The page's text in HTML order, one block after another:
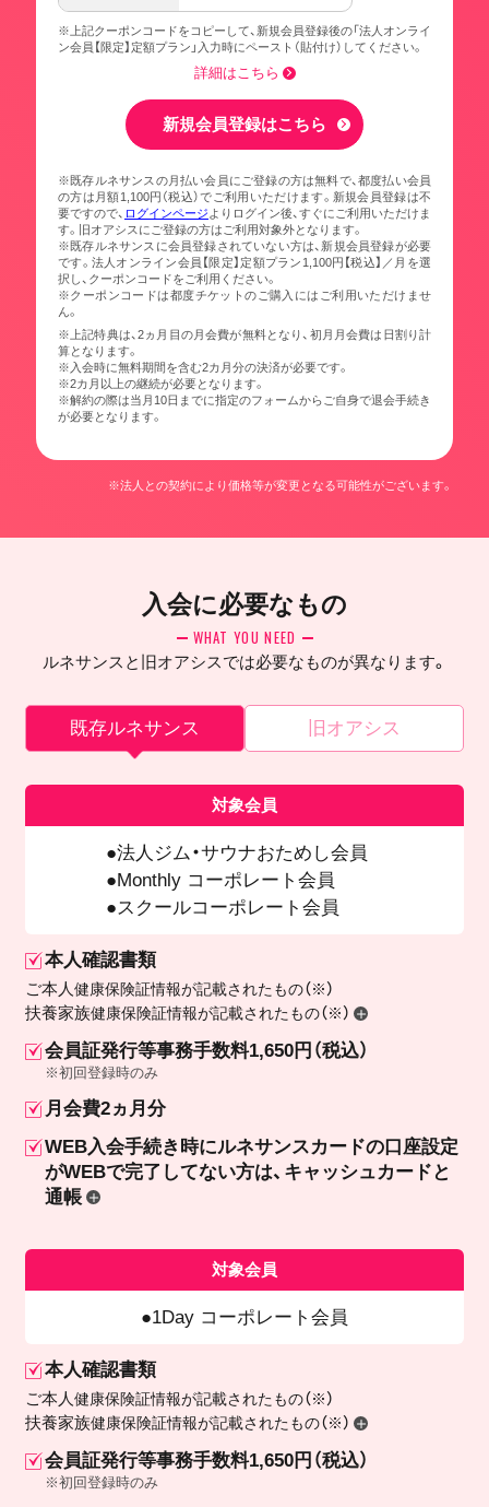
※上記クーポンコードをコピーして、新規会員登録後の「法人オンライ
ン会員【限定】定額プラン」入力時にペースト（貼付け）してください。
詳細はこちら
新規会員登録はこちら
※既存ルネサンスの月払い会員にご登録の方は無料で、都度払い会員
の方は月額1,100円（税込）でご利用いただけます。新規会員登録は不
要ですので、 ログインページ よりログイン後、すぐにご利用いただけま
す。旧オアシスにご登録の方はご利用対象外となります。
※既存ルネサンスに会員登録されていない方は、新規会員登録が必要
です。法人オンライン会員【限定】定額プラン1,100円【税込】／月を選
択し、クーポンコードをご利用ください。
※クーポンコードは都度チケットのご購入にはご利用いただけませ
ん。
※上記特典は、2ヵ月目の月会費が無料となり、初月月会費は日割り計
算となります。
※入会時に無料期間を含む2カ月分の決済が必要です。
※2カ月以上の継続が必要となります。
※解約の際は当月10日までに指定のフォームからご自身で退会手続き
が必要となります。
※法人との契約により価格等が変更となる可能性がございます。
入会に必要なもの
WHAT YOU NEED
ルネサンスと旧オアシスでは必要なものが異なります。
既存ルネサンス 旧オアシス
対象会員
法人ジム・サウナおためし会員
Monthly コーポレート会員
スクールコーポレート会員
本人確認書類
ご本人健康保険証情報が記載されたもの（※）
扶養家族健康保険証情報が記載されたもの（※）
会員証発行等事務手数料1,650円（税込）
※初回登録時のみ
月会費2ヵ月分
WEB入会手続き時にルネサンスカードの口座設定
がWEBで完了してない方は、キャッシュカードと
通帳
対象会員
1Day コーポレート会員
本人確認書類
ご本人健康保険証情報が記載されたもの（※）
扶養家族健康保険証情報が記載されたもの（※）
会員証発行等事務手数料1,650円（税込）
※初回登録時のみ